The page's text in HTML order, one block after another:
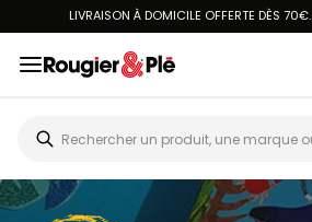
LIVRAISON À DOMICILE OFFERTE DÈS 70€.